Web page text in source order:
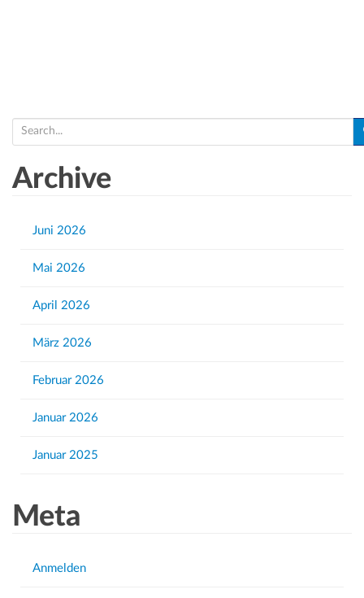
e
rArchive
Juni 2026
Mai 2026
April 2026
März 2026
Februar 2026
Januar 2026
Januar 2025
Meta
Anmelden